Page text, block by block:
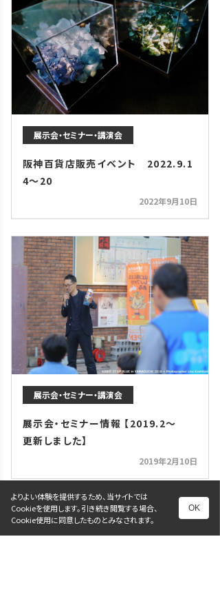
展示会・セミナー・講演会
阪神百貨店販売イベント 2022.9.1
4～20
2022年9月10日
展示会・セミナー・講演会
展示会・セミナー情報 【2019.2～
更新しました】
2019年2月10日
よりよい体験を提供するため、当サイトでは
Cookieを使用します。引き続き閲覧する場合、
Cookie使用に同意したものとみなされます。
OK